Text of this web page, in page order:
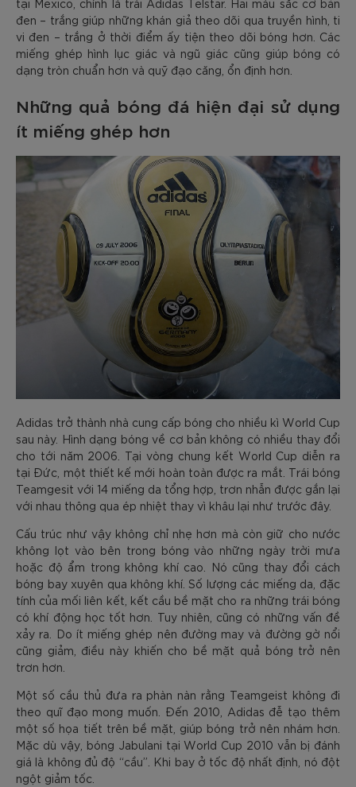
tại Mexico, chính là trái Adidas Telstar. Hai màu sắc cơ bản
đen – trắng giúp những khán giả theo dõi qua truyền hình, ti
vi đen – trắng ở thời điểm ấy tiện theo dõi bóng hơn. Các
miếng ghép hình lục giác và ngũ giác cũng giúp bóng có
dạng tròn chuẩn hơn và quỹ đạo căng, ổn định hơn.
Những quả bóng đá hiện đại sử dụng
ít miếng ghép hơn
Adidas trở thành nhà cung cấp bóng cho nhiều kì World Cup
sau này. Hình dạng bóng về cơ bản không có nhiều thay đổi
cho tới năm 2006. Tại vòng chung kết World Cup diễn ra
tại Đức, một thiết kế mới hoàn toàn được ra mắt. Trái bóng
Teamgesit với 14 miếng da tổng hợp, trơn nhẫn được gắn lại
với nhau thông qua ép nhiệt thay vì khâu lại như trước đây.
Cấu trúc như vậy không chỉ nhẹ hơn mà còn giữ cho nước
không lọt vào bên trong bóng vào những ngày trời mưa
hoặc độ ẩm trong không khí cao. Nó cũng thay đổi cách
bóng bay xuyên qua không khí. Số lượng các miếng da, đặc
tính của mối liên kết, kết cầu bề mặt cho ra những trái bóng
có khí động học tốt hơn. Tuy nhiên, cũng có những vấn đề
xảy ra. Do ít miếng ghép nên đường may và đường gờ nổi
cũng giảm, điều này khiến cho bề mặt quả bóng trở nên
trơn hơn.
Một số cầu thủ đưa ra phàn nàn rằng Teamgeist không đi
theo quĩ đạo mong muốn. Đến 2010, Adidas đễ tạo thêm
một số họa tiết trên bề mặt, giúp bóng trở nên nhám hơn.
Mặc dù vậy, bóng Jabulani tại World Cup 2010 vẫn bị đánh
giá là không đủ độ “cầu”. Khi bay ở tốc độ nhất định, nó đột
ngột giảm tốc.